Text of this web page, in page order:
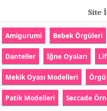
Site
Amigurumi Bebek Örgüleri
Danteller İğne Oyaları
Mekik Oyası Modelleri
Patik Modelleri Seccade